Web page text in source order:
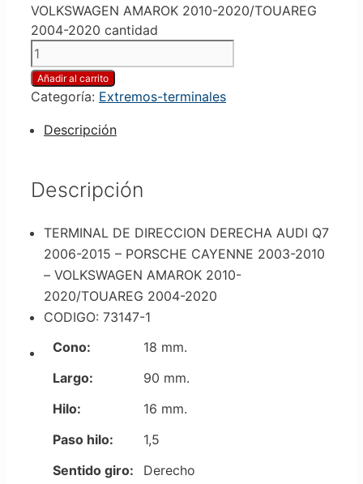
VOLKSWAGEN AMAROK 2010-2020/TOUAREG
2004-2020 cantidad
Añadir al carrito
Categoría: Extremos-terminales
Descripción
Descripción
TERMINAL DE DIRECCION DERECHA AUDI Q7
2006-2015 – PORSCHE CAYENNE 2003-2010
– VOLKSWAGEN AMAROK 2010-
2020/TOUAREG 2004-2020
CODIGO: 73147-1
Cono:
18 mm.
Largo:
90 mm.
Hilo:
16 mm.
Paso hilo:
1,5
Sentido giro:
Derecho